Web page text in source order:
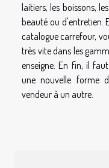
laitiers, les boissons,
beauté ou d'entretien.
catalogue carrefour,
très vite dans les
enseigne. En fin, il
une nouvelle forme
vendeur à un autre.